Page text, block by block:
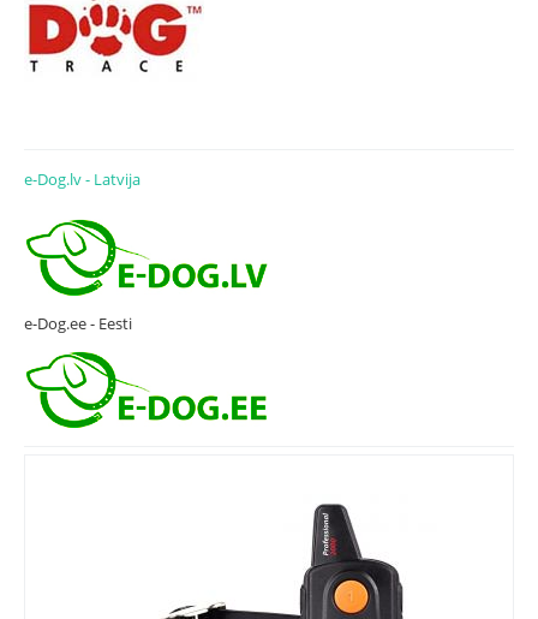
e-Dog.lv - Latvija
e-Dog.ee - Eesti